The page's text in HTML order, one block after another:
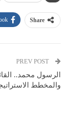
Share
الرسول محمد..
والمخطط